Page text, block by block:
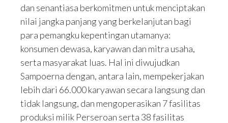
dan senantiasa berkomitmen untuk menciptakan
nilai jangka panjang yang berkelanjutan bagi
para pemangku kepentingan utamanya:
konsumen dewasa, karyawan dan mitra usaha,
serta masyarakat luas. Hal ini diwujudkan
Sampoerna dengan, antara lain, mempekerjakan
lebih dari 66.000 karyawan secara langsung dan
tidak langsung, dan mengoperasikan 7 fasilitas
produksi milik Perseroan serta 38 fasilitas